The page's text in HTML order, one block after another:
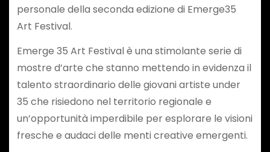
personale della seconda edizione di Emerge35
Art Festival.
Emerge 35 Art Festival è una stimolante serie di
mostre d’arte che stanno mettendo in evidenza il
talento straordinario delle giovani artiste under
35 che risiedono nel territorio regionale e
un’opportunità imperdibile per esplorare le visioni
fresche e audaci delle menti creative emergenti.